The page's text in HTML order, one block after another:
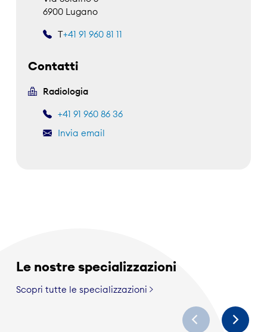
6900 Lugano
T+41 91 960 81 11
Contatti
Radiologia
+41 91 960 86 36
Invia email
Le nostre specializzazioni
Scopri tutte le specializzazioni